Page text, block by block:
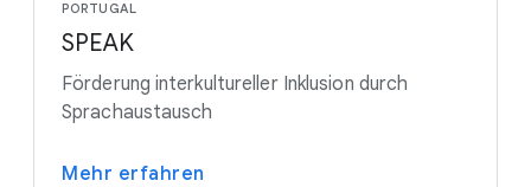
PORTUGAL
SPEAK
Förderung interkultureller Inklusion durch
Sprachaustausch
Mehr erfahren